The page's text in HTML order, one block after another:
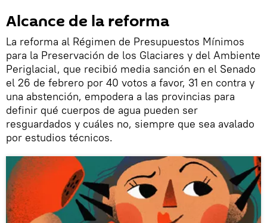
Alcance de la reforma
La reforma al Régimen de Presupuestos Mínimos
para la Preservación de los Glaciares y del Ambiente
Periglacial, que recibió media sanción en el Senado
el 26 de febrero por 40 votos a favor, 31 en contra y
una abstención, empodera a las provincias para
definir qué cuerpos de agua pueden ser
resguardados y cuáles no, siempre que sea avalado
por estudios técnicos.